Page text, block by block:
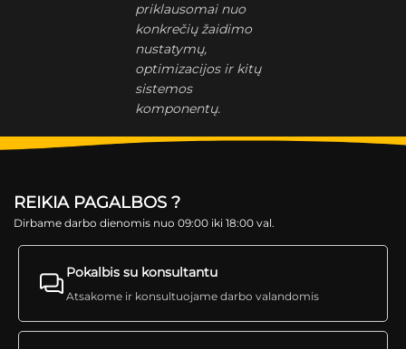
priklausomai nuo
konkrečių žaidimo
nustatymų,
optimizacijos ir kitų
sistemos
komponentų.
REIKIA PAGALBOS ?
Dirbame darbo dienomis nuo 09:00 iki 18:00 val.
Pokalbis su konsultantu
Atsakome ir konsultuojame darbo valandomis